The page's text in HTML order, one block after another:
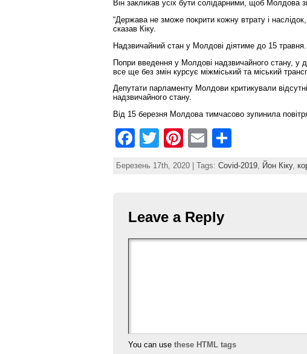
Він закликав усіх бути солідарними, щоб Молдова
“Держава не зможе покрити кожну втрату і
сказав Кіку.
Надзвичайний стан у Молдові діятиме до 15 травня.
Попри введення у Молдові надзвичайного стану, у
все ще без змін курсує міжміський та міський
Депутати парламенту Молдови критикували
надзвичайного стану.
Від 15 березня Молдова тимчасово зупинила
F
b
o
T
w
itt
Pi
nt
er
st
E
m
ai
h
Березень 17th, 2020 | Tags: Covid-2019, Йон Кіку,
Leave a Reply
You can use these HTML tags